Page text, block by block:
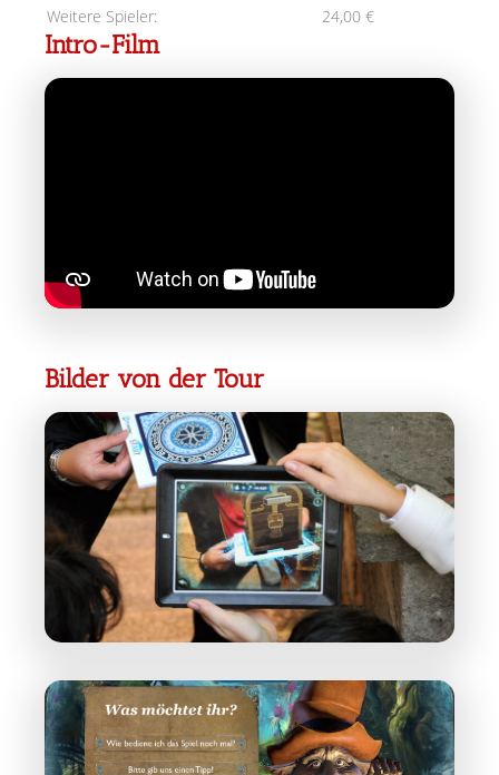
Weitere Spieler: 24,00 €
Intro-Film
Bilder von der Tour